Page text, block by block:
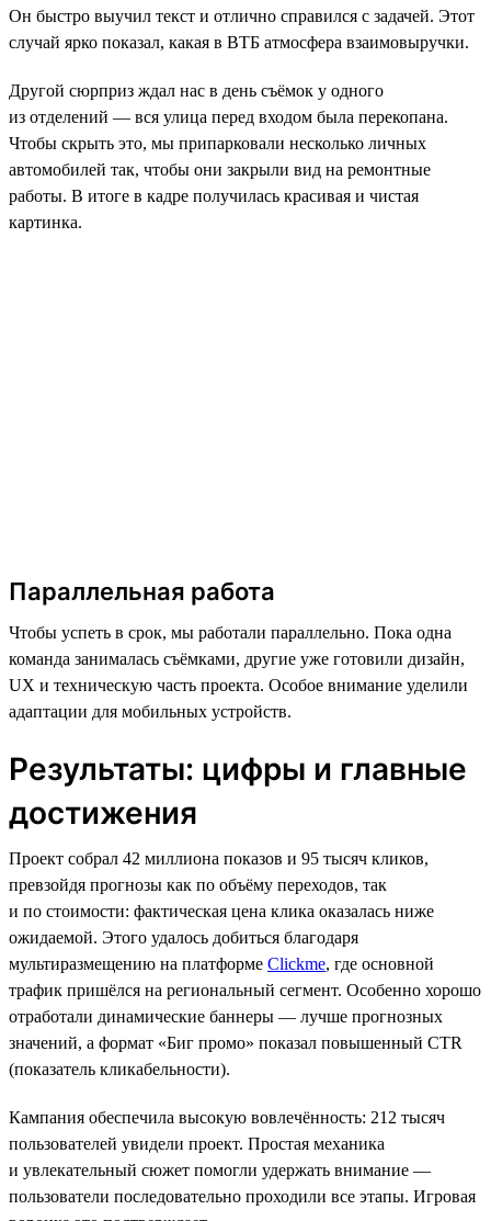
Он быстро выучил текст и отлично справился с задачей. Этот
случай ярко показал, какая в ВТБ атмосфера взаимовыручки.
Другой сюрприз ждал нас в день съёмок у одного
из отделений — вся улица перед входом была перекопана.
Чтобы скрыть это, мы припарковали несколько личных
автомобилей так, чтобы они закрыли вид на ремонтные
работы. В итоге в кадре получилась красивая и чистая
картинка.
Параллельная работа
Чтобы успеть в срок, мы работали параллельно. Пока одна
команда занималась съёмками, другие уже готовили дизайн,
UX и техническую часть проекта. Особое внимание уделили
адаптации для мобильных устройств.
Результаты: цифры и главные
достижения
Проект собрал 42 миллиона показов и 95 тысяч кликов,
превзойдя прогнозы как по объёму переходов, так
и по стоимости: фактическая цена клика оказалась ниже
ожидаемой. Этого удалось добиться благодаря
мультиразмещению на платформе Clickme, где основной
трафик пришёлся на региональный сегмент. Особенно хорошо
отработали динамические баннеры — лучше прогнозных
значений, а формат «Биг промо» показал повышенный CTR
(показатель кликабельности).
Кампания обеспечила высокую вовлечённость: 212 тысяч
пользователей увидели проект. Простая механика
и увлекательный сюжет помогли удержать внимание —
пользователи последовательно проходили все этапы. Игровая